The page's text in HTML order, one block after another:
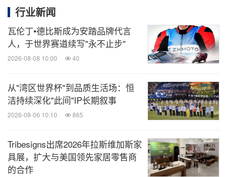
清扬将ORACLE红牛车队全新设计的 RB22 赛车从
伦敦运抵上海外滩，并与真实赛车服与头盔一同展
出，邀请粉丝近距离感受 F1 赛道的速度与激情。
天际为幕，传奇共演：外滩光影大秀点亮夜空
将"CLEAR清扬 x ORACLE红牛车队"合作大片投射
于上海外滩标志性建筑花旗集团大厦（Citi Group
Tower）的巨幅幕墙之上，当清扬的型格主张与红
牛车队的疾驰幻影，在外滩传奇的天际线上合二为
一，这场关于"高性能"的跨界对话，以耀眼的方式
征服了整座城市。
行业新闻
瓦伦丁•德比斯成为安踏品牌代言
人，于世界赛道续写"永不止步"
2026-08-08 10:00 40
从"湾区世界杯"到品质生活场：恒
洁持续深化"此间"IP长期叙事
2026-08-06 10:10 865
Tribesigns出席2026年拉斯维加斯家
具展，扩大与美国领先家居零售商
的合作